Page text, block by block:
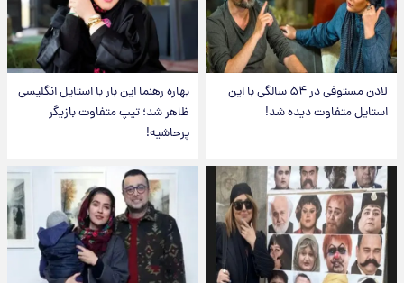
لادن مستوفی در ۵۴ سالگی با این
استایل متفاوت دیده شد!
بهاره رهنما این بار با استایل انگلیسی
ظاهر شد؛ تیپ متفاوت بازیگر
پرحاشیه!